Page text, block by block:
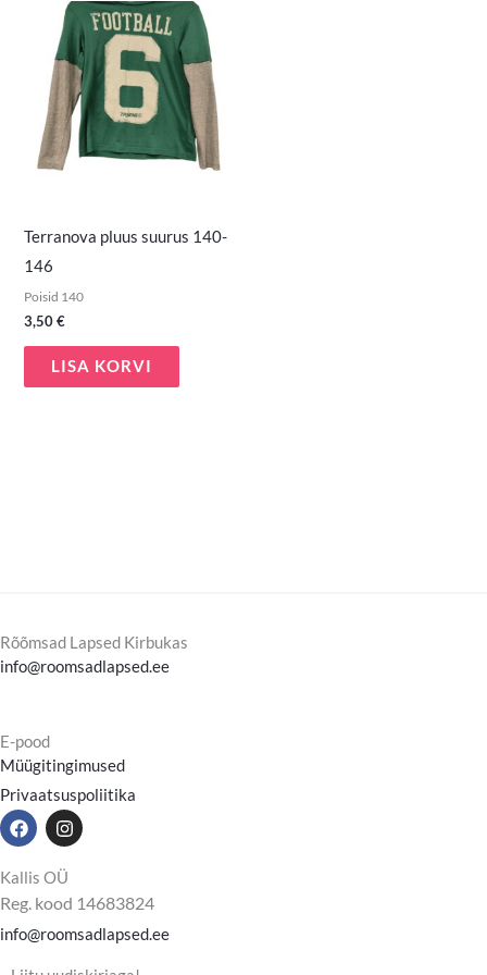
Terranova pluus suurus 140-
146
Poisid 140
3,50€
LISA KORVI
Rõõmsad Lapsed Kirbukas
info@roomsadlapsed.ee
E-pood
Müügitingimused
Privaatsuspoliitika
F
a
e
o
o
k
I
n
t
a
g
r
a
m
Kallis OÜ
Reg. kood 14683824
info@roomsadlapsed.ee